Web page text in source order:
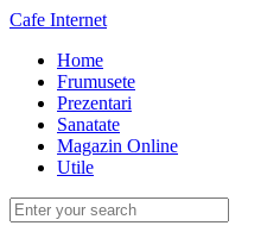
Cafe Internet
Home
Frumusete
Prezentari
Sanatate
Magazin Online
Utile